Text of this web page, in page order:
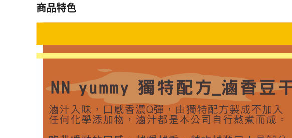
商品特色